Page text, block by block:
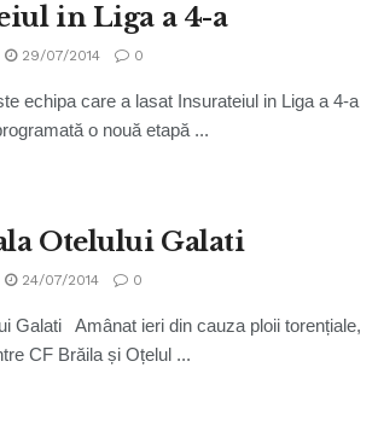
in Liga a 4-a
29/07/2014 0
echipa care a lasat Insurateiul in Liga a 4-a
o nouă etapă ...
Otelului Galati
24/07/2014 0
Galati Amânat ieri din cauza ploii torențiale,
CF Brăila și Oțelul ...